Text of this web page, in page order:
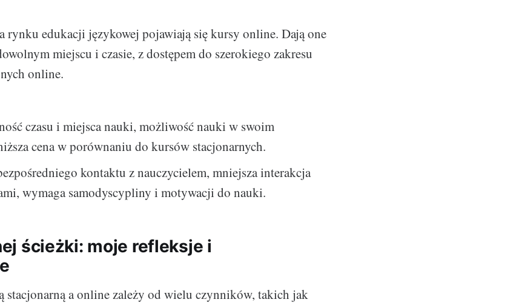
rynku edukacji językowej pojawiają się kursy online. Dają one
miejscu i czasie, z dostępem do szerokiego zakresu
online.
czasu i miejsca nauki, możliwość nauki w swoim
cena w porównaniu do kursów stacjonarnych.
kontaktu z nauczycielem, mniejsza interakcja
wymaga samodyscypliny i motywacji do nauki.
ścieżki: moje refleksje i
stacjonarną a online zależy od wielu czynników, takich jak